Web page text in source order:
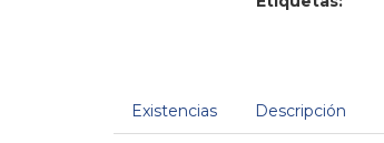
Existencias Descripción